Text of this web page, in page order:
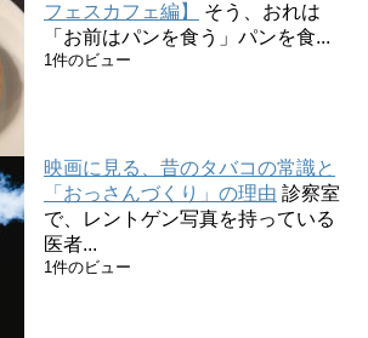
フェスカフェ編】
そう、おれは
「お前はパンを食う」パンを食...
1件のビュー
映画に見る、昔のタバコの常識と
「おっさんづくり」の理由 診察室
で、レントゲン写真を持っている
医者...
1件のビュー